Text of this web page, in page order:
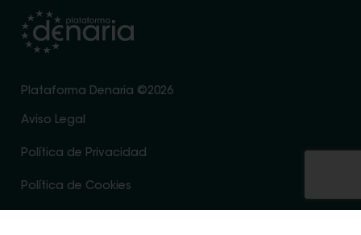
Plataforma Denaria ©2026
Aviso Legal
Política de Privacidad
Política de Cookies